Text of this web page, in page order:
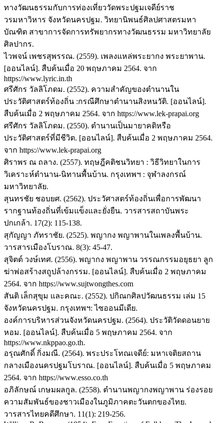
ทางวัฒนธรรมกับการท่องเที่ยววัดพระปฐมเจดีย์ราช
วรมหาวิหาร จังหวัดนครปฐม. วิทยานิพนธ์ศิลปศาสตรมหา
บัณฑิต สาขาการจัดการทรัพยากรทางวัฒนธรรม มหาวิทยาลัย
ศิลปากร.
ไวพจน์ เพชรสุพรรณ. (2559). เพลงแหล่พระยากง พระยาพาน.
[ออนไลน์]. สืบค้นเมื่อ 20 พฤษภาคม 2564. จาก
https://www.lyric.in.th
ศรีศักร วัลลิโภดม. (2552). ความสำคัญของตำนานใน
ประวัติศาสตร์ท้องถิ่น :กรณีศึกษาตำนานสิงหนวัติ. [ออนไลน์].
สืบค้นเมื่อ 2 พฤษภาคม 2564. จาก https://www.lek-prapai.org
ศรีศักร วัลลิโภดม. (2550). ตำนานเป็นมายาคติหรือ
ประวัติศาสตร์ที่มีชีวิต. [ออนไลน์]. สืบค้นเมื่อ 2 พฤษภาคม 2564.
จาก https://www.lek-prapai.org
ศิราพร ณ ถลาง. (2557). ทฤษฎีคติชนวิทยา : วิธีวิทยาในการ
วิเคราะห์ตำนาน-นิทานพื้นบ้าน. กรุงเทพฯ : จุฬาลงกรณ์
มหาวิทยาลัย.
สุนทรชัย ชอบยศ. (2562). ประวัศาสตร์ท้องถิ่นเพื่อการพัฒนา
รากฐานท้องถิ่นที่เข้มแข็งและยั่งยืน. วารสารสถาบันพระ
ปกเกล้า. 17(2): 115-138.
สุกัญญา ภัทราชัย. (2525). พญากง พญาพานในเพลงพื้นบ้าน.
วารสารเมืองโบราณ. 8(3): 45-47.
สุจิตต์ วงษ์เทศ. (2556). พญากง พญาพาน วรรณกรรมอยุธยา ลูก
ฆ่าพ่อสร้างสถูปล้างกรรม. [ออนไลน์]. สืบค้นเมื่อ 2 พฤษภาคม
2564. จาก https://www.sujtwongthes.com
สันติ เล็กสุขุม และคณะ. (2552). ปกิณกศิลปวัฒนธรรม เล่ม 15
จังหวัดนครปฐม. กรุงเทพฯ: ไซออนมีเดีย.
องค์การบริหารส่วนจังหวัดนครปฐม. (2564). ประวัติวัดดอนยาย
หอม. [ออนไลน์]. สืบค้นเมื่อ 5 พฤษภาคม 2564. จาก
https://www.nkppao.go.th.
อรุณศักดิ์ กิ่งมณี. (2564). พระประโทณเจดีย์: มหาเจติยสถาน
กลางเมืองนครปฐมโบราณ. [ออนไลน์]. สืบค้นเมื่อ 5 พฤษภาคม
2564. จาก https://www.esso.co.th
อภิลักษณ์ เกษมผลกูล. (2558). ตำนานพญากงพญาพาน ร่องรอย
ความสัมพันธ์ของชาวเมืองในภูมิภาคตะวันตกของไทย.
วารสารไทยคดีศึกษา. 11(1): 219-256.